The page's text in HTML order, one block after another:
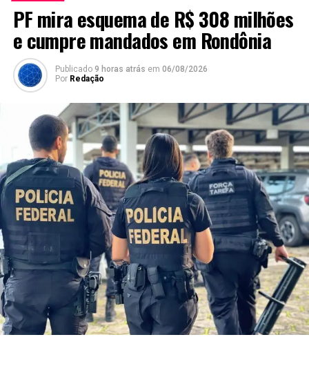
PF mira esquema de R$ 308 milhões
e cumpre mandados em Rondônia
Publicado 9 horas atrás em 06/08/2026
Por Redação